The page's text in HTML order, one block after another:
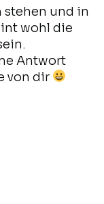
stehen und in
wohl die
Antwort
von dir